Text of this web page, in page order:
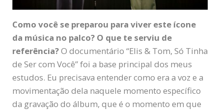
Como você se preparou para viver este ícone
da música no palco? O que te serviu de
referência?O documentário “Elis & Tom, Só Tinha
de Ser com Você” foi a base principal dos meus
estudos. Eu precisava entender como era a voz e a
movimentação dela naquele momento específico
da gravação do álbum, que é o momento em que